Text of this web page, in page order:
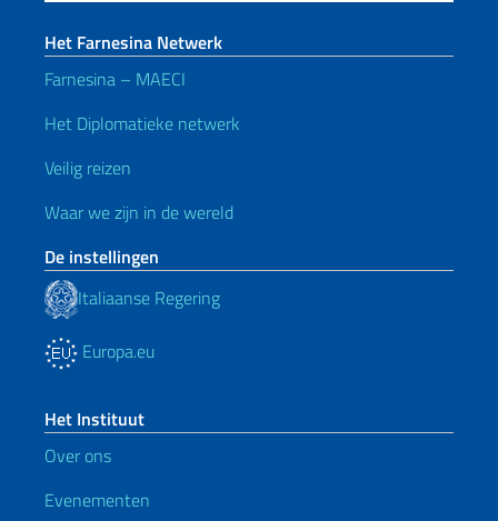
Het Farnesina Netwerk
Farnesina – MAECI
Het Diplomatieke netwerk
Veilig reizen
Waar we zijn in de wereld
De instellingen
Italiaanse Regering
Europa.eu
Het Instituut
Over ons
Evenementen